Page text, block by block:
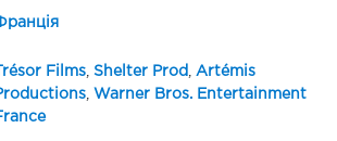
Trésor Films, Shelter Prod
Artémis
,
Warner Bros. Entertainment